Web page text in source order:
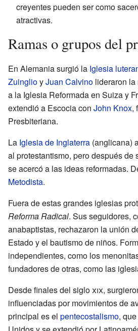
creyentes pueden ser como
atractivas.
Ramas o grupos del
En Alemania surgió la Iglesia
ZuinglioyJuan Calvino lideraron la
a la Iglesia Reformada en Suiza y
extendió a Escocia con John Knox,
Presbiteriana.
La Iglesia de Inglaterra (anglicana)
al protestantismo, pero después de
se acercó a las ideas reformadas.
Metodista.
Fuera de estas grandes iglesias
Reforma Radical. Sus seguidores,
anabaptistas, rechazaron la unión
Estado y el bautismo de niños.
independientes, como los
fundadores de otras, como las
Desde finales del sigloxix,
influenciadas por movimientos de
principal es el pentecostalismo,